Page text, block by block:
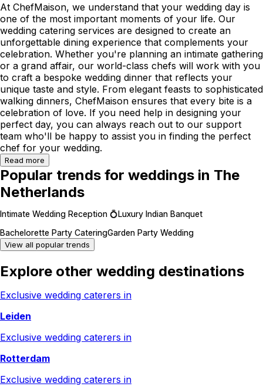
At ChefMaison, we understand that your wedding day is
one of the most important moments of your life. Our
wedding catering services are designed to create an
unforgettable dining experience that complements your
celebration. Whether you're planning an intimate gathering
or a grand affair, our world-class chefs will work with you
to craft a bespoke wedding dinner that reflects your
unique taste and style. From elegant feasts to sophisticated
walking dinners, ChefMaison ensures that every bite is a
celebration of love. If you need help in designing your
perfect day, you can always reach out to our support
team who'll be happy to assist you in finding the perfect
chef for your wedding.
Read more
Popular trends for weddings in The
Netherlands
Intimate Wedding Reception 💍Luxury Indian Banquet
Bachelorette Party CateringGarden Party Wedding
View all popular trends
Explore other wedding destinations
Exclusive wedding caterers in
Leiden
Exclusive wedding caterers in
Rotterdam
Exclusive wedding caterers in